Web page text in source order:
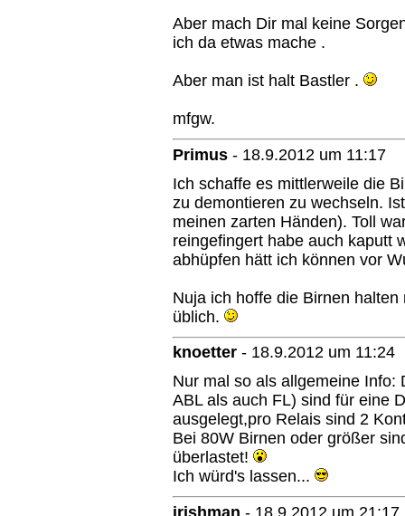
Aber mach Dir mal keine
ich da etwas mache .
Aber man ist halt Bastler .
mfgw.
Primus - 18.9.2012 um 11:17
Ich schaffe es mittlerweile die
zu demontieren zu wechseln.
meinen zarten Händen). Toll
reingefingert habe auch kaputt
abhüpfen hätt ich können vor
Nuja ich hoffe die Birnen
üblich.
knoetter - 18.9.2012 um 11:24
Nur mal so als allgemeine Info:
ABL als auch FL) sind für eine
ausgelegt,pro Relais sind 2
Bei 80W Birnen oder größer
überlastet!
Ich würd's lassen...
irishman - 18.9.2012 um 21:17